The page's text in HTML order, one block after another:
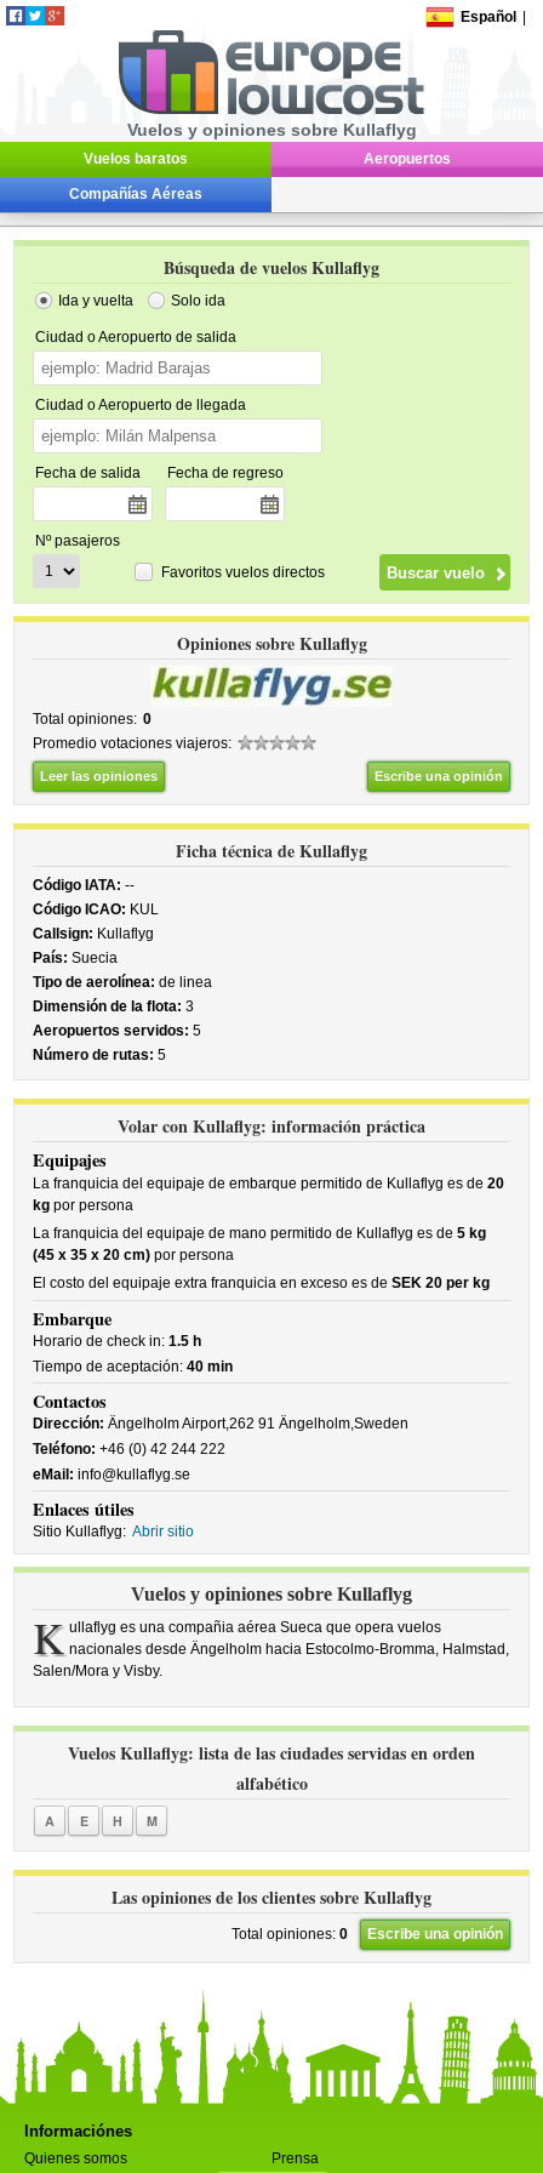
Español
Vuelos y opiniones sobre Kullaflyg
Vuelos baratos Aeropuertos
Compañías Aéreas
Búsqueda de vuelos Kullaflyg
Ida y vuelta Solo ida
Ciudad o Aeropuerto de salida
Ciudad o Aeropuerto de llegada
Fecha de salida Fecha de regreso
Nº pasajeros
Favoritos vuelos directos
Opiniones sobre Kullaflyg
Total opiniones: 0
Promedio votaciones viajeros:
Leer las opiniones Escribe una opinión
Ficha técnica de Kullaflyg
Código IATA: --
Código ICAO: KUL
Callsign: Kullaflyg
País: Suecia
Tipo de aerolínea: de linea
Dimensión de la flota: 3
Aeropuertos servidos: 5
Número de rutas: 5
Volar con Kullaflyg: información práctica
Equipajes
La franquicia del equipaje de embarque permitido de Kullaflyg es de20
kg por persona
La franquicia del equipaje de mano permitido de Kullaflyg es de5 kg
(45 x 35 x 20 cm) por persona
El costo del equipaje extra franquicia en exceso es deSEK 20 per kg
Embarque
Horario de check in:1.5 h
Tiempo de aceptación:40 min
Contactos
Dirección: Ängelholm Airport,262 91 Ängelholm,Sweden
Teléfono: +46 (0) 42 244 222
eMail: info@kullaflyg.se
Enlaces útiles
Sitio Kullaflyg: Abrir sitio
Vuelos y opiniones sobre Kullaflyg
K ullaflyg es una compañia aérea Sueca que opera vuelos
nacionales desde Ängelholm hacia Estocolmo-Bromma, Halmstad,
Salen/Mora y Visby.
Vuelos Kullaflyg: lista de las ciudades servidas en orden
alfabético
A E H M
Las opiniones de los clientes sobre Kullaflyg
Total opiniones: 0 Escribe una opinión
Informaciónes
Quienes somos Prensa